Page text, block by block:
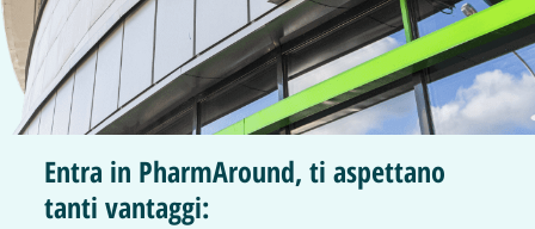
Entra in PharmAround, ti aspettano
tanti vantaggi: